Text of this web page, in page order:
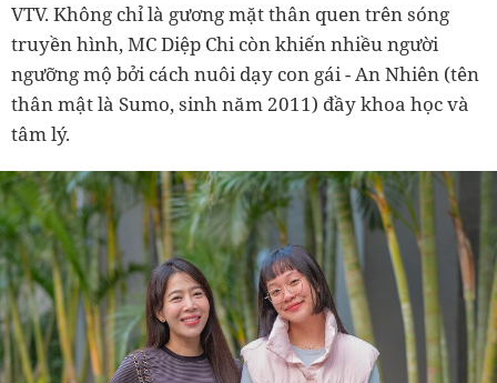
VTV. Không chỉ là gương mặt thân quen trên sóng
truyền hình, MC Diệp Chi còn khiến nhiều người
ngưỡng mộ bởi cách nuôi dạy con gái - An Nhiên (tên
thân mật là Sumo, sinh năm 2011) đầy khoa học và
tâm lý.